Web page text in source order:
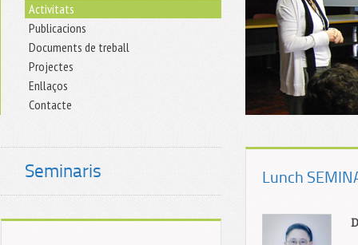
Activitats
Publicacions
Documents de treball
Projectes
Enllaços
Contacte
Seminaris Lunch